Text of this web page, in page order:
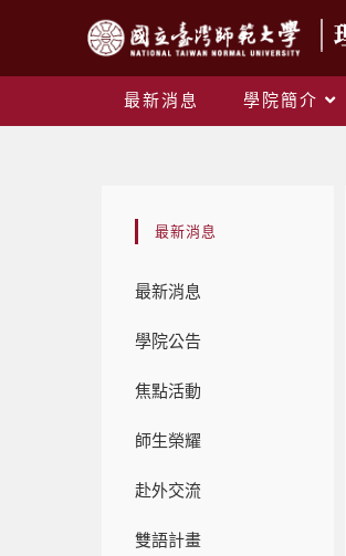
最新消息 學院簡介
最新消息
最新消息
學院公告
焦點活動
師生榮耀
赴外交流
雙語計畫